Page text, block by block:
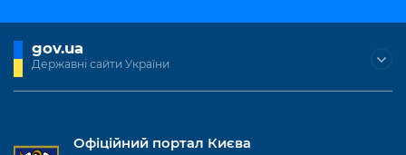
gov.ua
Державні сайти України
Офіційний портал Києва